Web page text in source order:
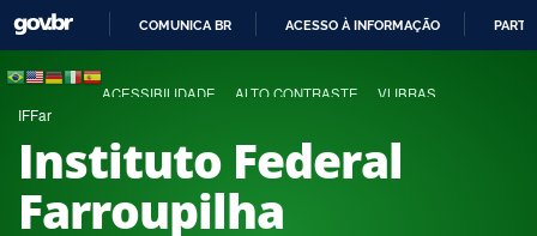
COMUNICA BR ACESSO À INFORMAÇÃO
ACESSIBILIDADE ALTO CONTRASTE VLIBRAS
IFFar
Instituto Federal
Farroupilha